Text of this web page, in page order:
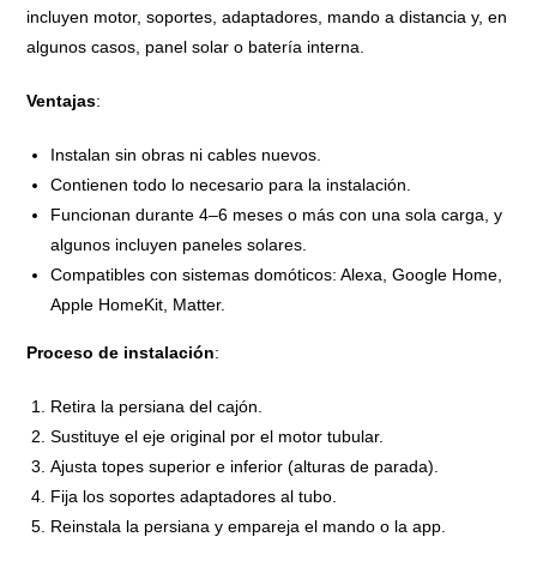
incluyen motor, soportes, adaptadores, mando a distancia y, en
algunos casos, panel solar o batería interna.
Ventajas:
Instalan sin obras ni cables nuevos.
Contienen todo lo necesario para la instalación.
Funcionan durante 4–6 meses o más con una sola carga, y
algunos incluyen paneles solares.
Compatibles con sistemas domóticos: Alexa, Google Home,
Apple HomeKit, Matter.
Proceso de instalación:
Retira la persiana del cajón.
Sustituye el eje original por el motor tubular.
Ajusta topes superior e inferior (alturas de parada).
Fija los soportes adaptadores al tubo.
Reinstala la persiana y empareja el mando o la app.